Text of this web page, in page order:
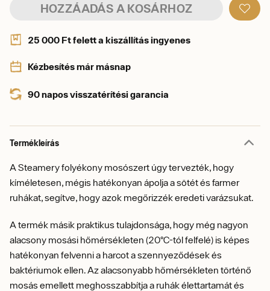
HOZZÁADÁS A KOSÁRHOZ
25 000 Ft felett a kiszállítás ingyenes
Kézbesítés már másnap
90 napos visszatérítési garancia
Termékleírás
A Steamery folyékony mosószert úgy tervezték, hogy
kíméletesen, mégis hatékonyan ápolja a sötét és farmer
ruhákat, segítve, hogy azok megőrizzék eredeti varázsukat.
A termék másik praktikus tulajdonsága, hogy még nagyon
alacsony mosási hőmérsékleten (20°C-tól felfelé) is képes
hatékonyan felvenni a harcot a szennyeződések és
baktériumok ellen. Az alacsonyabb hőmérsékleten történő
mosás emellett meghosszabbítja a ruhák élettartamát és